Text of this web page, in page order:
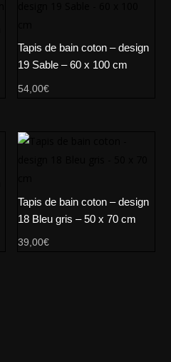
Tapis de bain coton – design
19 Sable – 60 x 100 cm
54,00€
Tapis de bain coton – design
18 Bleu gris – 50 x 70 cm
39,00€